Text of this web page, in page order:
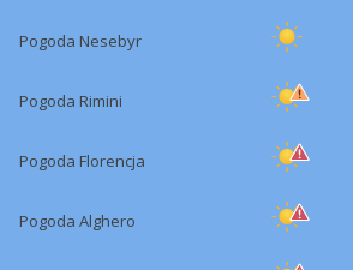
Pogoda Nesebyr
Pogoda Rimini
Pogoda Florencja
Pogoda Alghero